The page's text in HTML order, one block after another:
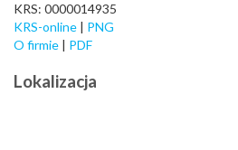
KRS: 0000014935
KRS-online | PNG
O firmie | PDF
Lokalizacja